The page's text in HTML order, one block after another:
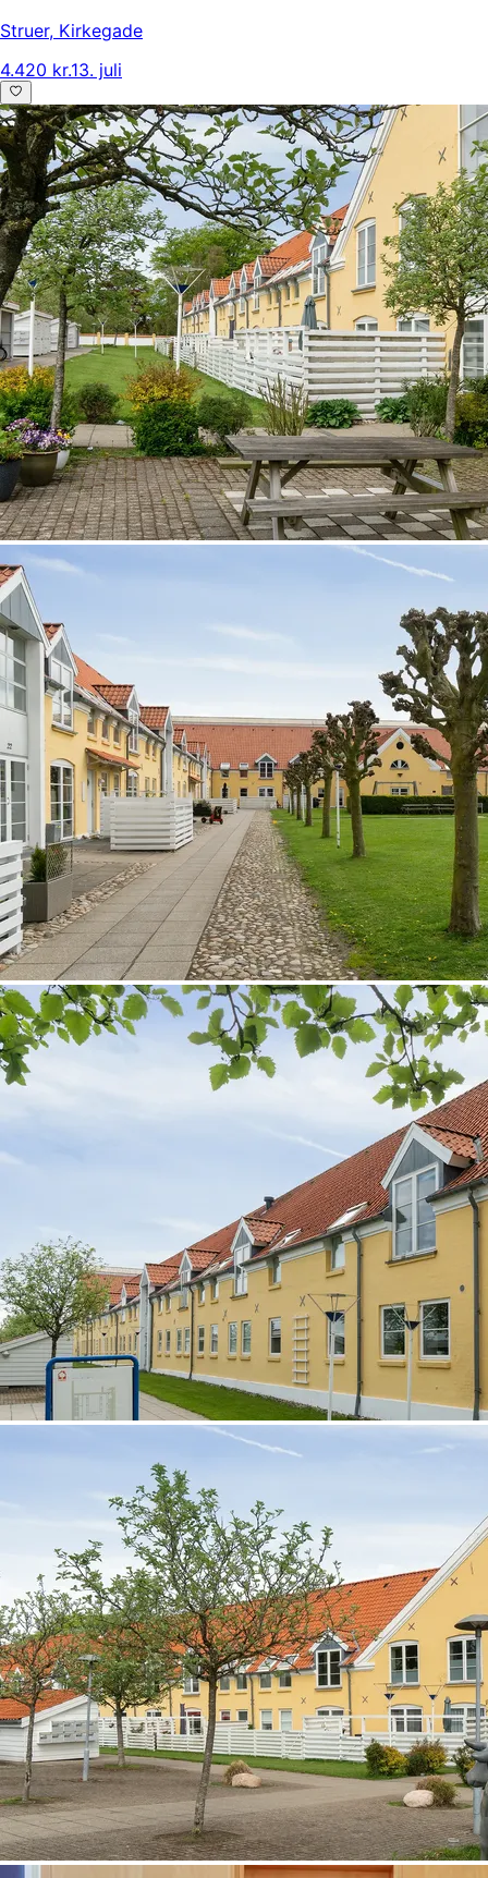
Struer, Kirkegade
4.420 kr.13. juli